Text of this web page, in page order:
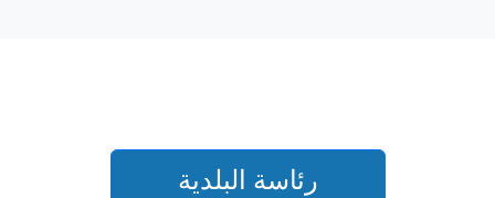
رئاسة البلدية